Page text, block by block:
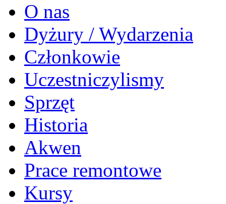
O nas
Dyżury / Wydarzenia
Członkowie
Uczestniczylismy
Sprzęt
Historia
Akwen
Prace remontowe
Kursy